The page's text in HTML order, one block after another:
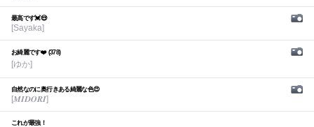
最高です💓😍
[Sayaka]
お綺麗です❤️ (378)
[ゆか]
自然なのに奥行きある綺麗な色😍
[𝑴𝑰𝑫𝑶𝑹𝑰]
これが最強！